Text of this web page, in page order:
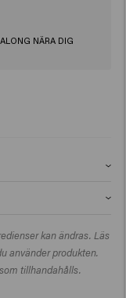
NÄRA DIG
Parfum
kan ändras. Läs
använder produkten.
tillhandahålls.